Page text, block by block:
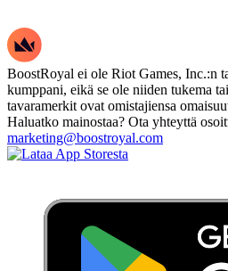
BoostRoyal ei ole Riot Games, Inc.:n
kumppani, eikä se ole niiden tukema
tavaramerkit ovat omistajiensa
Haluatko mainostaa? Ota yhteyttä
marketing@boostroyal.com